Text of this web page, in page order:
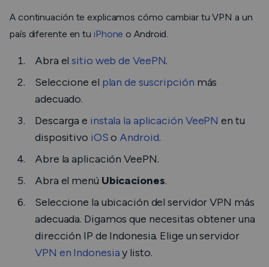
A continuación te explicamos cómo cambiar tu VPN a un
país diferente en tu iPhone o Android.
Abra elsitio web de VeePN.
Seleccione el plan de suscripción más
adecuado.
Descarga e instala la aplicación VeePN en tu
dispositivo iOSoAndroid.
Abre la aplicación VeePN.
Abra el menú Ubicaciones.
Seleccione la ubicación del servidor VPN más
adecuada. Digamos que necesitas obtener una
dirección IP de Indonesia. Elige un servidor
VPN en Indonesiay listo.